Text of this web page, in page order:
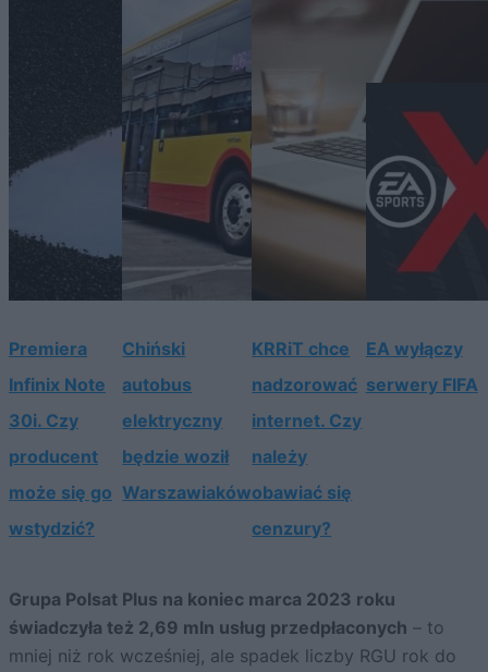
Premiera
Infinix Note
30i. Czy
producent
może się go
wstydzić?
Chiński
autobus
elektryczny
będzie woził
Warszawiaków
KRRiT chce
nadzorować
internet. Czy
należy
obawiać się
cenzury?
EA wyłączy
serwery FIFA
Grupa Polsat Plus na koniec marca 2023 roku
świadczyła też 2,69 mln usług przedpłaconych – to
mniej niż rok wcześniej, ale spadek liczby RGU rok do